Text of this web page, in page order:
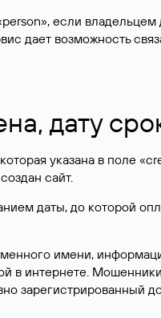
если
дает возможность
дату
указана в поле
сайт.
даты, до которой
имени,
в интернете.
зарегистрированный